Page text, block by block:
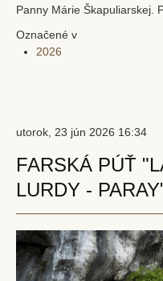
Bratstvo sv. ruženca
Škola snúbencov
Fotogalérie
Oznamy
Nedeľné oznamy
Manželské ohlášky
Čítanie Božieho slova
Panny Márie Škapuliarskej.
Označené v
2026
utorok, 23 jún 2026 16:34
FARSKÁ PÚŤ
LURDY -